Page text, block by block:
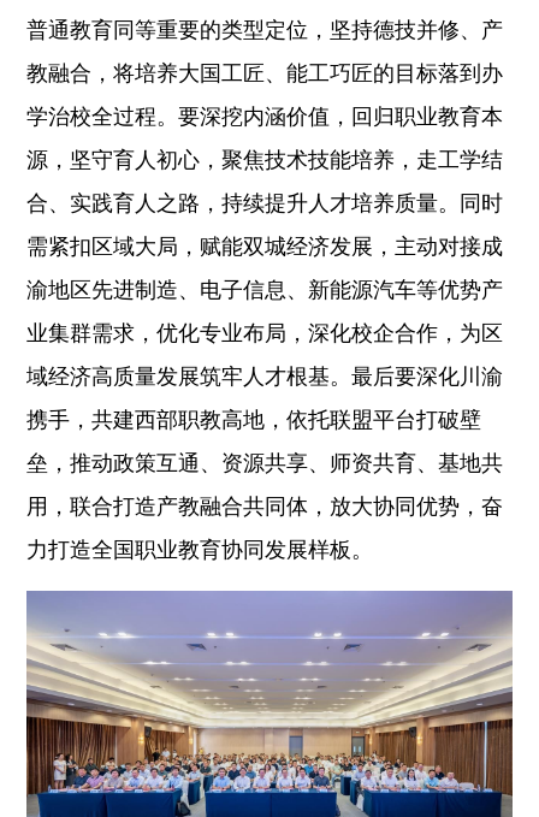
普通教育同等重要的类型定位，坚持德技并修、产
教融合，将培养大国工匠、能工巧匠的目标落到办
学治校全过程。要深挖内涵价值，回归职业教育本
源，坚守育人初心，聚焦技术技能培养，走工学结
合、实践育人之路，持续提升人才培养质量。同时
需紧扣区域大局，赋能双城经济发展，主动对接成
渝地区先进制造、电子信息、新能源汽车等优势产
业集群需求，优化专业布局，深化校企合作，为区
域经济高质量发展筑牢人才根基。最后要深化川渝
携手，共建西部职教高地，依托联盟平台打破壁
垒，推动政策互通、资源共享、师资共育、基地共
用，联合打造产教融合共同体，放大协同优势，奋
力打造全国职业教育协同发展样板。